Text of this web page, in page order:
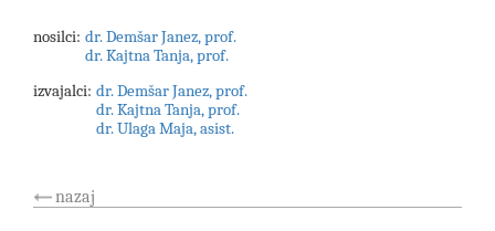
nosilci: dr. Demšar Janez, prof.
dr. Kajtna Tanja, prof.
izvajalci: dr. Demšar Janez, prof.
dr. Kajtna Tanja, prof.
dr. Ulaga Maja, asist.
nazaj